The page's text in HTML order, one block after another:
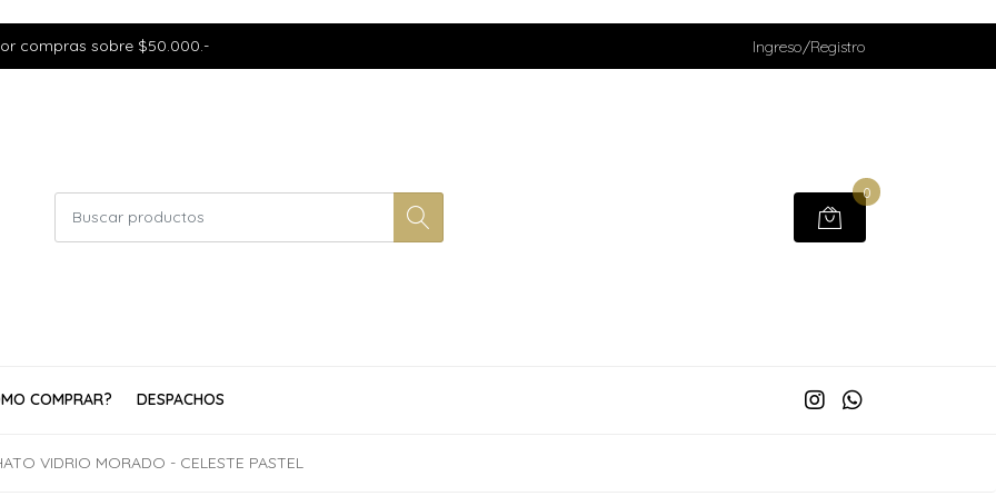
compras sobre $50.000.-
Ingreso/Registro
0
COMPRAR? DESPACHOS
VIDRIO MORADO - CELESTE PASTEL